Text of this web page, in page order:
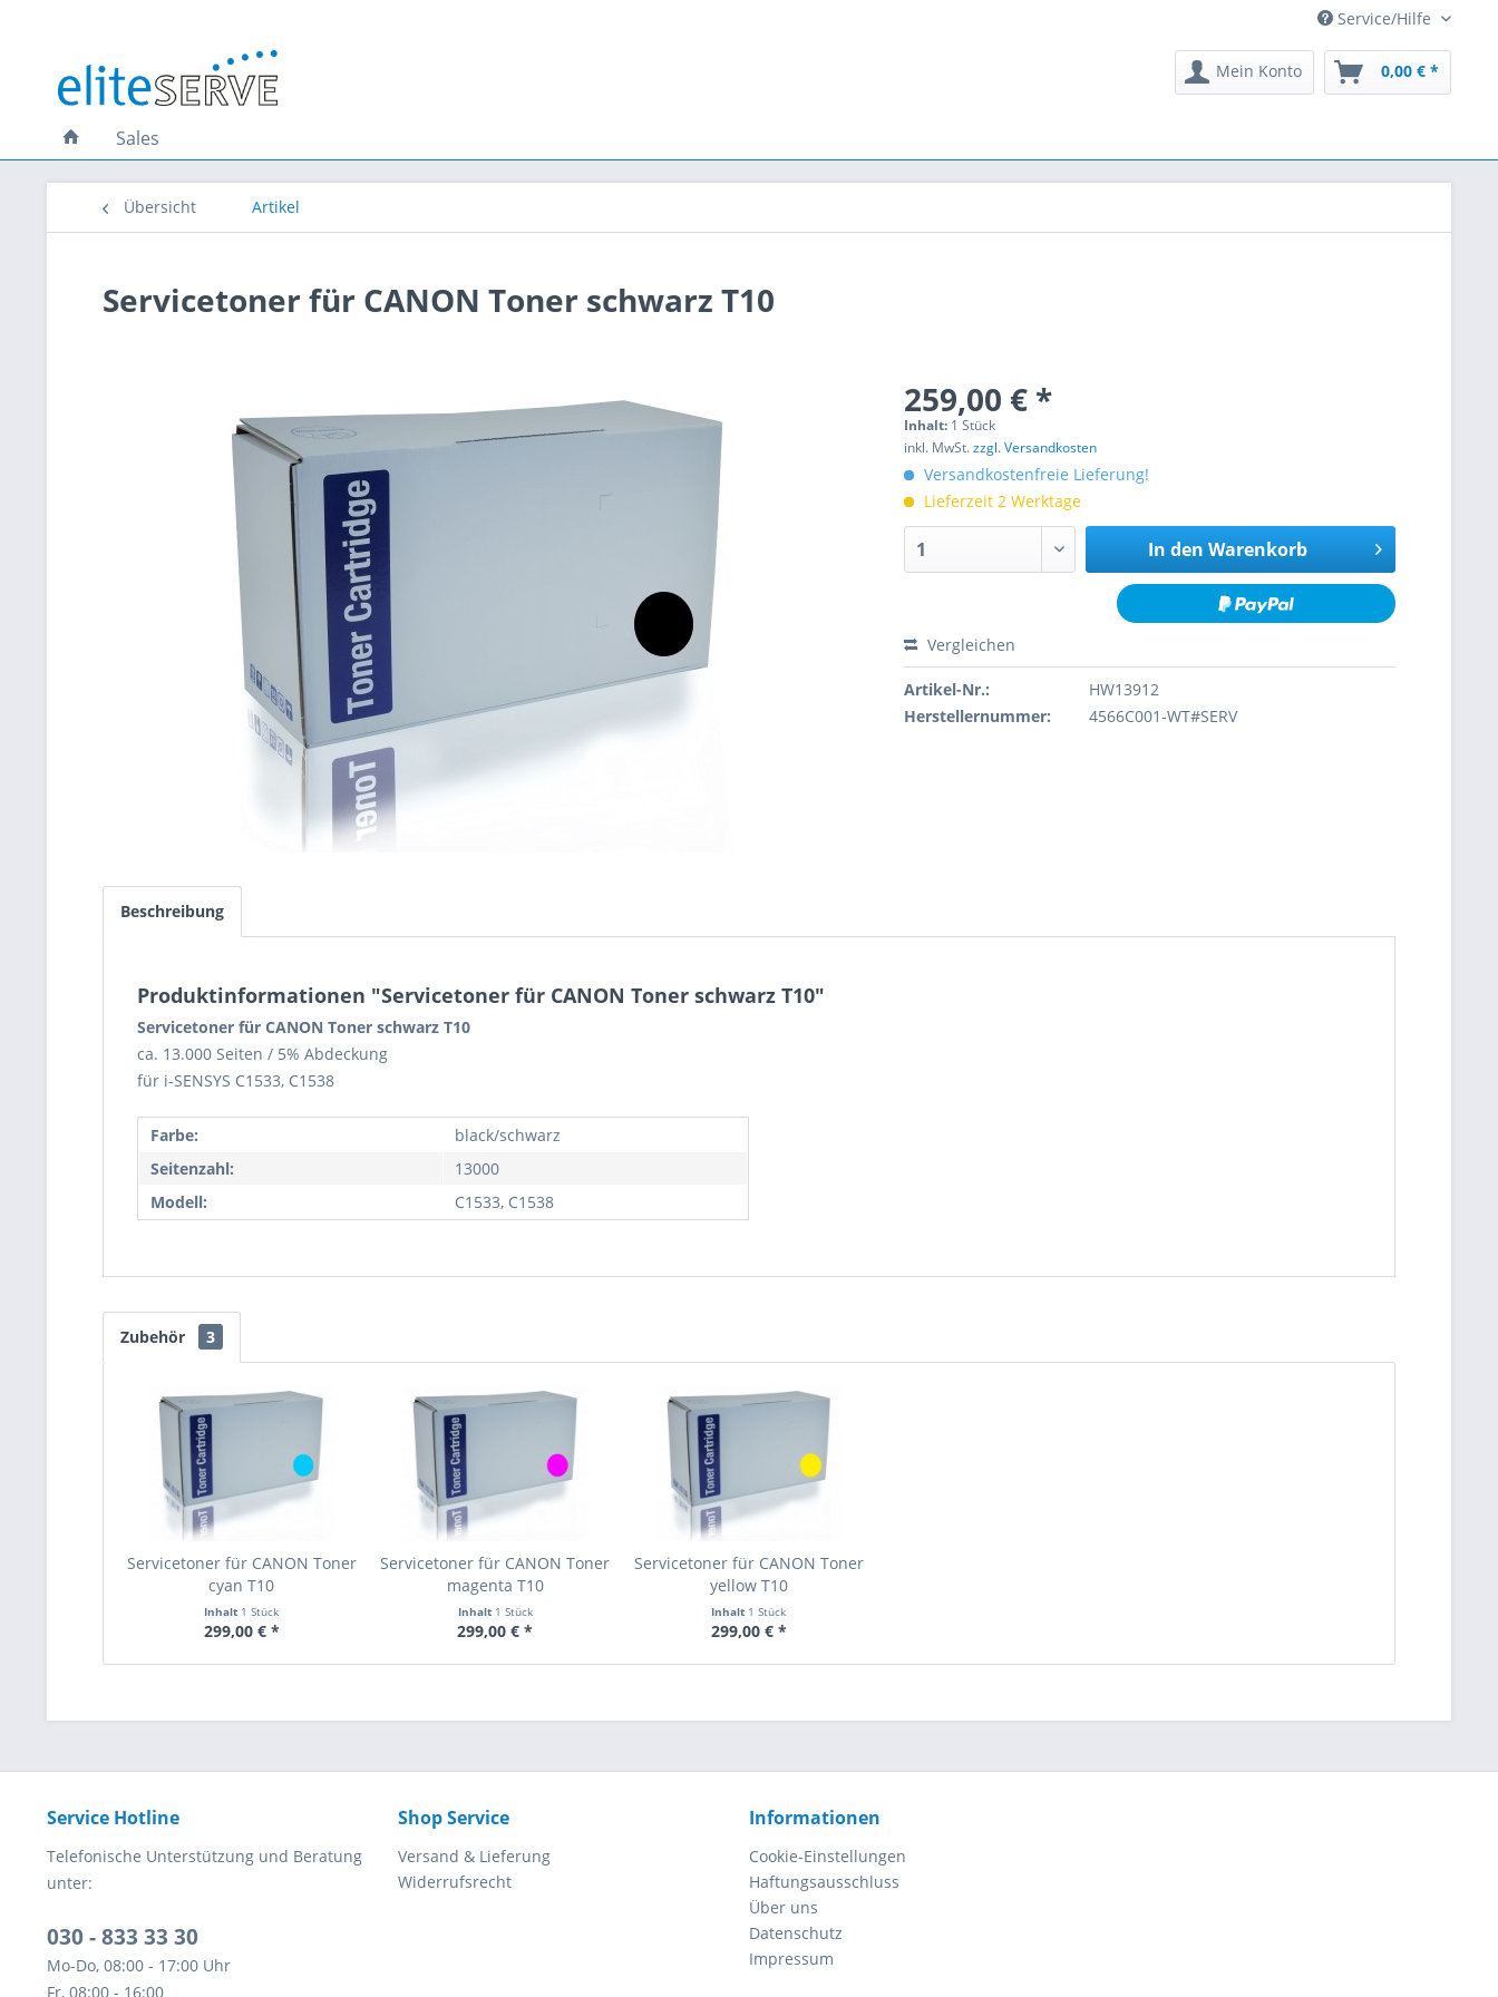
Service/Hilfe
Mein Konto 0,00 € *
Sales
Übersicht Artikel
Servicetoner für CANON Toner schwarz T10
259,00 € *
Inhalt: 1 Stück
inkl. MwSt.zzgl. Versandkosten
Versandkostenfreie Lieferung!
Lieferzeit 2 Werktage
In den Warenkorb
Vergleichen
Artikel-Nr.:
HW13912
Herstellernummer:
4566C001-WT#SERV
Beschreibung
Produktinformationen "Servicetoner für CANON Toner schwarz T10"
Servicetoner für CANON Toner schwarz T10
ca. 13.000 Seiten / 5% Abdeckung
für i-SENSYS C1533, C1538
Farbe:
black/schwarz
Seitenzahl:
13000
Modell:
C1533, C1538
Zubehör 3
Servicetoner für CANON Toner
cyan T10
Inhalt 1 Stück
299,00 € *
Servicetoner für CANON Toner
magenta T10
Inhalt 1 Stück
299,00 € *
Servicetoner für CANON Toner
yellow T10
Inhalt 1 Stück
299,00 € *
Service Hotline
Telefonische Unterstützung und Beratung
unter:
030 - 833 33 30
Mo-Do, 08:00 - 17:00 Uhr
Fr, 08:00 - 16:00
Shop Service
Versand & Lieferung
Widerrufsrecht
Informationen
Cookie-Einstellungen
Haftungsausschluss
Über uns
Datenschutz
Impressum